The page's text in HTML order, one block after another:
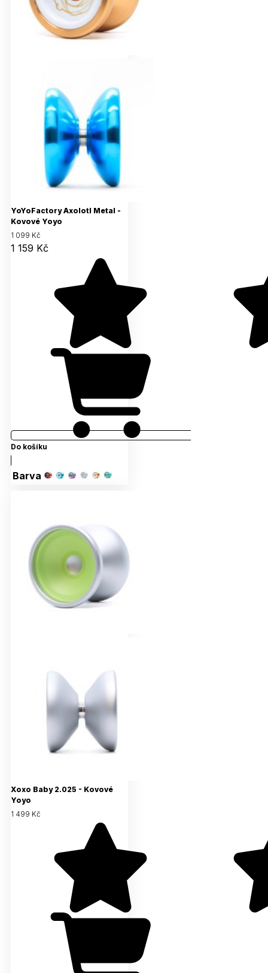
YoYoFactory Axolotl Metal -
Kovové Yoyo
1 099 Kč
1 159 Kč
Do košíku
Barva
Xoxo Baby 2.025 - Kovové
Yoyo
1 499 Kč